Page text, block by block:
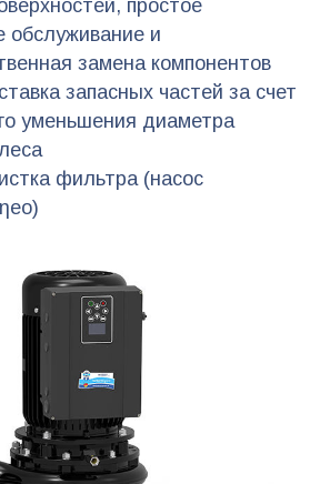
простое
обслуживание и
замена компонентов
запасных частей за счет
уменьшения диаметра
фильтра (насос